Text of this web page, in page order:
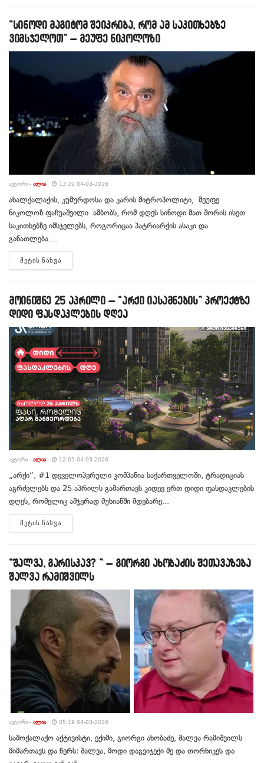
“სინოდი მაგიტომ შეიკრიბა, რომ ამ საკითხებზე
ვიმსჯელოთ” – მეუფე ნიკოლოზი
ᲐᲕᲢᲝᲠᲘ - ᲐᲚᲘᲐ 13:22 04-03-2026
ახალქალაქის, კუმურდოსა და კარის მიტროპოლიტი, მეუფე
ნიკოლოზ ფაჩუაშვილი ამბობს, რომ დღეს სინოდი მათ შორის ისეთ
საკითხებზე იმსჯელებს, როგორიცაა პატრიარქის ასაკი და
განათლება....
ᲛᲔᲢᲘᲡ ᲜᲐᲮᲕᲐ
მოინიშნე 25 აპრილი – “არქი იასამნების” პროექტზე
დიდი ფასდაკლების დღეა
ᲐᲕᲢᲝᲠᲘ - ᲐᲚᲘᲐ 12:05 04-03-2026
„არქი“, #1 დეველოპერული კომპანია საქართველოში, ტრადიციას
აგრძელებს და 25 აპრილს გამართავს კიდევ ერთ დიდი ფასდაკლების
დღეს, რომელიც ამჯერად მუხიანში მდებარე...
ᲛᲔᲢᲘᲡ ᲜᲐᲮᲕᲐ
“შალვა, გარისკავ? ” – გიორგი ახობაძის შეთავაზება
შალვა რამიშვილს
ᲐᲕᲢᲝᲠᲘ - ᲐᲚᲘᲐ 05:19 04-03-2026
სამოქალაქო აქტივისტი, ექიმი, გიორგი ახობაძე, შალვა რამიშვილს
მიმართავს და წერს: შალვა, მოდი დაგვიჯექი მე და თორნიკეს და